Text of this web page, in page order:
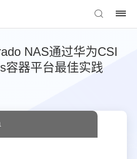
NAS通过华为CSI
容器平台最佳实践